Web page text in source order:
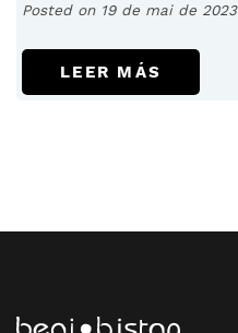
Posted on 19 de mai de 2023
LEER MÁS